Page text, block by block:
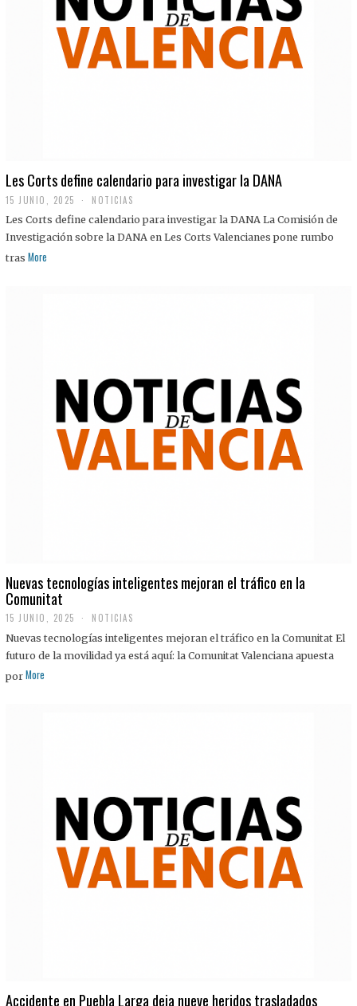
Les Corts define calendario para investigar la DANA
15 JUNIO, 2025 NOTICIAS
Les Corts define calendario para investigar la DANA La Comisión de
Investigación sobre la DANA en Les Corts Valencianes pone rumbo
tras More
Nuevas tecnologías inteligentes mejoran el tráfico en la
Comunitat
15 JUNIO, 2025 NOTICIAS
Nuevas tecnologías inteligentes mejoran el tráfico en la Comunitat El
futuro de la movilidad ya está aquí: la Comunitat Valenciana apuesta
por More
Accidente en Puebla Larga deja nueve heridos trasladados